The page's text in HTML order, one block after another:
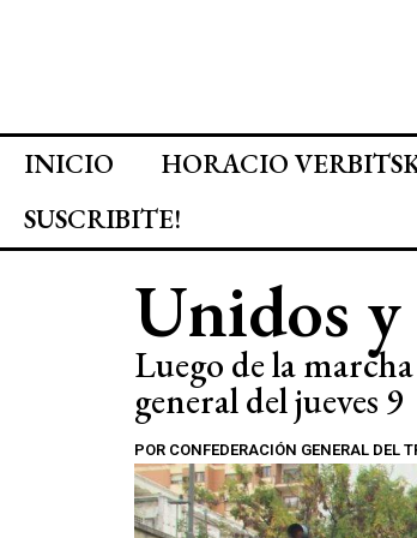
INICIO HORACIO
SUSCRIBITE!
Unidos y
Luego de la
general del jueves 9
POR CONFEDERACIÓN GENERAL DEL